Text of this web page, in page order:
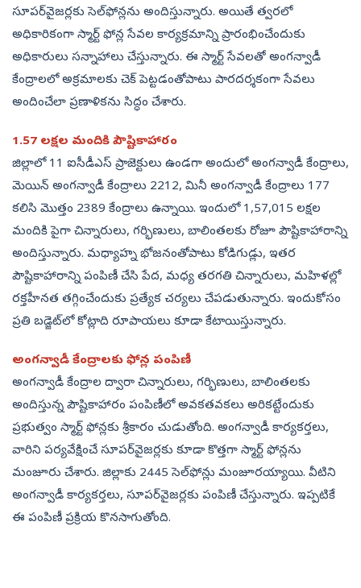
సూపర్‌వైజర్లకు సెల్‌ఫోన్లను అందిస్తున్నారు. అయితే త్వరలో
అధికారికంగా స్మార్ట్‌ ఫోన్ల సేవల కార్యక్రమాన్ని ప్రారంభించేందుకు
అధికారులు సన్నాహాలు చేస్తున్నారు. ఈ స్మార్ట్‌ సేవలతో అంగన్వాడీ
కేంద్రాలలో అక్రమాలకు చెక్‌ పెట్టడంతోపాటు పారదర్శకంగా సేవలు
అందించేలా ప్రణాళికను సిద్ధం చేశారు.
1.57 లక్షల మందికి పౌష్టికాహారం
జిల్లాలో 11 ఐసీడీఎస్‌ ప్రాజెక్టులు ఉండగా అందులో అంగన్వాడీ కేంద్రాలు,
మెయిన్‌ అంగన్వాడీ కేంద్రాలు 2212, మినీ అంగన్వాడీ కేంద్రాలు 177
కలిసి మొత్తం 2389 కేంద్రాలు ఉన్నాయి. ఇందులో 1,57,015 లక్షల
మందికి పైగా చిన్నారులు, గర్భిణులు, బాలింతలకు రోజూ పౌష్టికాహారాన్ని
అందిస్తున్నారు. మధ్యాహ్న భోజనంతోపాటు కోడిగుడ్లు, ఇతర
పౌష్టికాహారాన్ని పంపిణీ చేసి పేద, మధ్య తరగతి చిన్నారులు, మహిళల్లో
రక్తహీనత తగ్గించేందుకు ప్రత్యేక చర్యలు చేపడుతున్నారు. ఇందుకోసం
ప్రతి బడ్జెట్‌లో కోట్లాది రూపాయలు కూడా కేటాయిస్తున్నారు.
అంగన్వాడీ కేంద్రాలకు ఫోన్ల పంపిణీ
అంగన్వాడీ కేంద్రాల ద్వారా చిన్నారులు, గర్భిణులు, బాలింతలకు
అందిస్తున్న పౌష్టికాహారం పంపిణీలో అవకతవకలు అరికట్టేందుకు
ప్రభుత్వం స్మార్ట్‌ ఫోన్లకు శ్రీకారం చుడుతోంది. అంగన్వాడీ కార్యకర్తలు,
వారిని పర్యవేక్షించే సూపర్‌వైజర్లకు కూడా కొత్తగా స్మార్ట్‌ ఫోన్లను
మంజూరు చేశారు. జిల్లాకు 2445 సెల్‌ఫోన్లు మంజూరయ్యాయి. వీటిని
అంగన్వాడీ కార్యకర్తలు, సూపర్‌వైజర్లకు పంపిణీ చేస్తున్నారు. ఇప్పటికే
ఈ పంపిణీ ప్రక్రియ కొనసాగుతోంది.